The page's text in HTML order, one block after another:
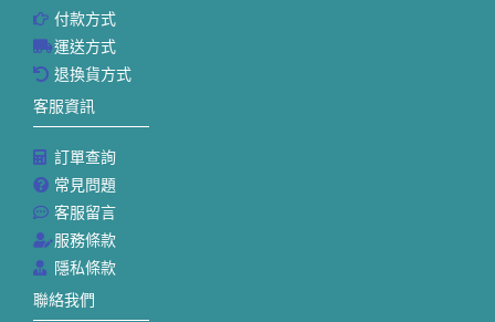
付款方式
運送方式
退換貨方式
客服資訊
訂單查詢
常見問題
客服留言
服務條款
隱私條款
聯絡我們